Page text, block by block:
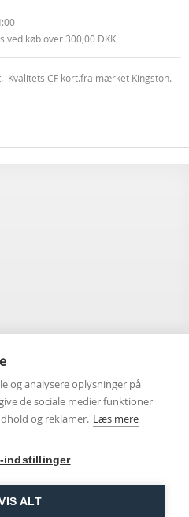
ved køb over 300,00 DKK
Kvalitets CF kort.fra mærket Kingston.
og analysere oplysninger på
de sociale medier funktioner
og reklamer. Læs mere
indstillinger
ALT